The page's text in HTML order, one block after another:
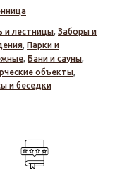
и лестницы, Заборы и
, Парки и
, Бани и сауны,
объекты,
и беседки